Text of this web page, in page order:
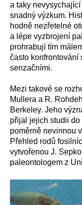
a taky
snadný výzkum.
hodně nezřetelné
a lépe vyzbrojení
prohrabují tím
často konfrontování
senzačními.
Mezi takové se
Mullera a R.
Berkeley. Jeho
přijal jejich studii
poměrně nevinnou
Přehled rodů
vytvořenou J.
paleontologem z